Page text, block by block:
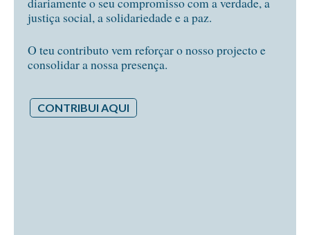
justiça social, a solidariedade e a paz.
O teu contributo vem reforçar o nosso projecto e
consolidar a nossa presença.
CONTRIBUI AQUI